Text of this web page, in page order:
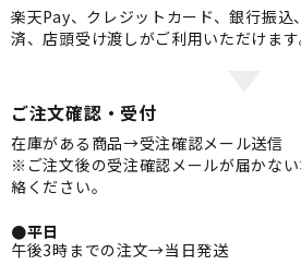
楽天Pay、クレジットカード、銀行振
済、店頭受け渡しがご利用いただけます
ご注文確認・受付
在庫がある商品→受注確認メール送信
※ご注文後の受注確認メールが届かな
絡ください。
●平日
午後3時までの注文→当日発送